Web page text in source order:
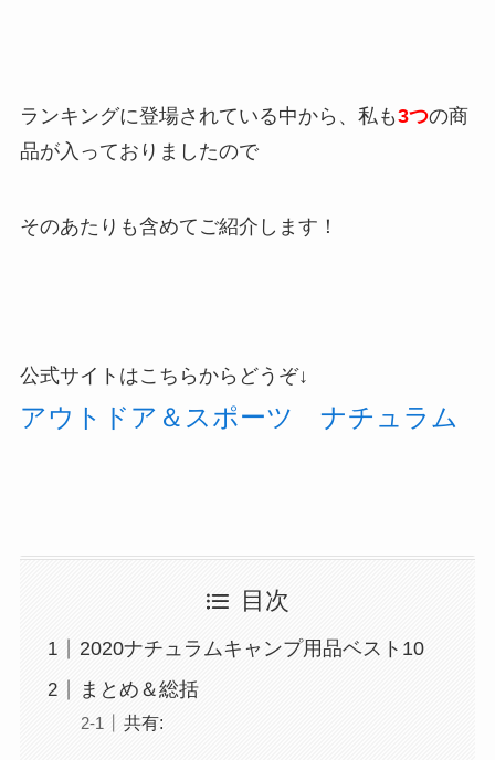
ランキングに登場されている中から、私も3つの商
品が入っておりましたので
そのあたりも含めてご紹介します！
公式サイトはこちらからどうぞ↓
アウトドア＆スポーツ ナチュラム
目次
2020ナチュラムキャンプ用品ベスト10
まとめ＆総括
共有: